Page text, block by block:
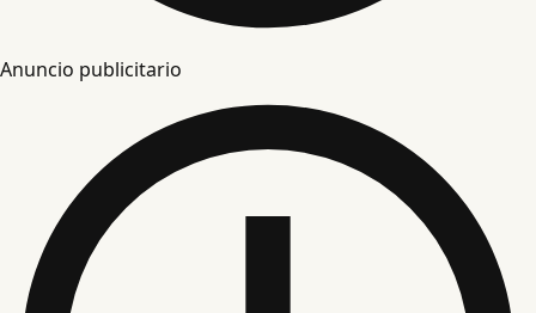
Anuncio publicitario